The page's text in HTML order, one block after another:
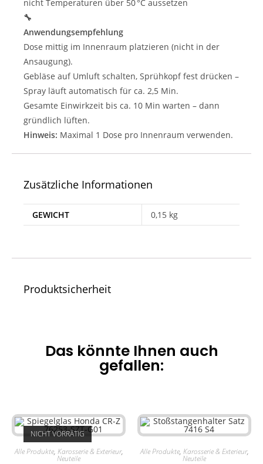
nicht Temperaturen über 50 °C aussetzen
🔧
Anwendungsempfehlung
Dose mittig im Innenraum platzieren (nicht in der
Ansaugung).
Gebläse auf Umluft schalten, Sprühkopf fest drücken –
Spray läuft automatisch für ca. 2,5 Min.
Gesamte Einwirkzeit bis ca. 10 Min warten – dann
gründlich lüften.
Hinweis: Maximal 1 Dose pro Innenraum verwenden.
Zusätzliche Informationen
GEWICHT 0,15 kg
Produktsicherheit
Das könnte Ihnen auch
gefallen:
NICHT VORRÄTIG
Alle Produkte, Karosserie & Exterieur,
Neuteile
Alle Produkte, Karosserie & Exterieur,
Neuteile